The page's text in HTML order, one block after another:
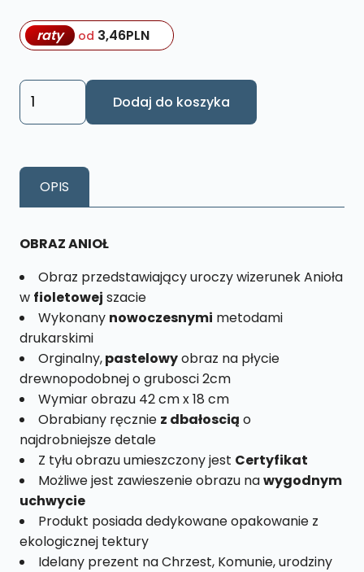
raty od 3,46PLN
ilość
Obraz
Rozmiar
10
Dodaj do koszyka
OPIS
OBRAZ ANIOŁ
Obraz przedstawiający uroczy wizerunek Anioła
w fioletowej szacie
Wykonany nowoczesnymi metodami
drukarskimi
Orginalny,pastelowyobraz na płycie
drewnopodobnej o grubosci 2cm
Wymiar obrazu 42 cm x 18 cm
Obrabiany ręcznie z dbałoscią o
najdrobniejsze detale
Z tyłu obrazu umieszczony jest Certyfikat
Możliwe jest zawieszenie obrazu nawygodnym
uchwycie
Produkt posiada dedykowane opakowanie z
ekologicznej tektury
Idelany prezent na Chrzest, Komunie, urodziny